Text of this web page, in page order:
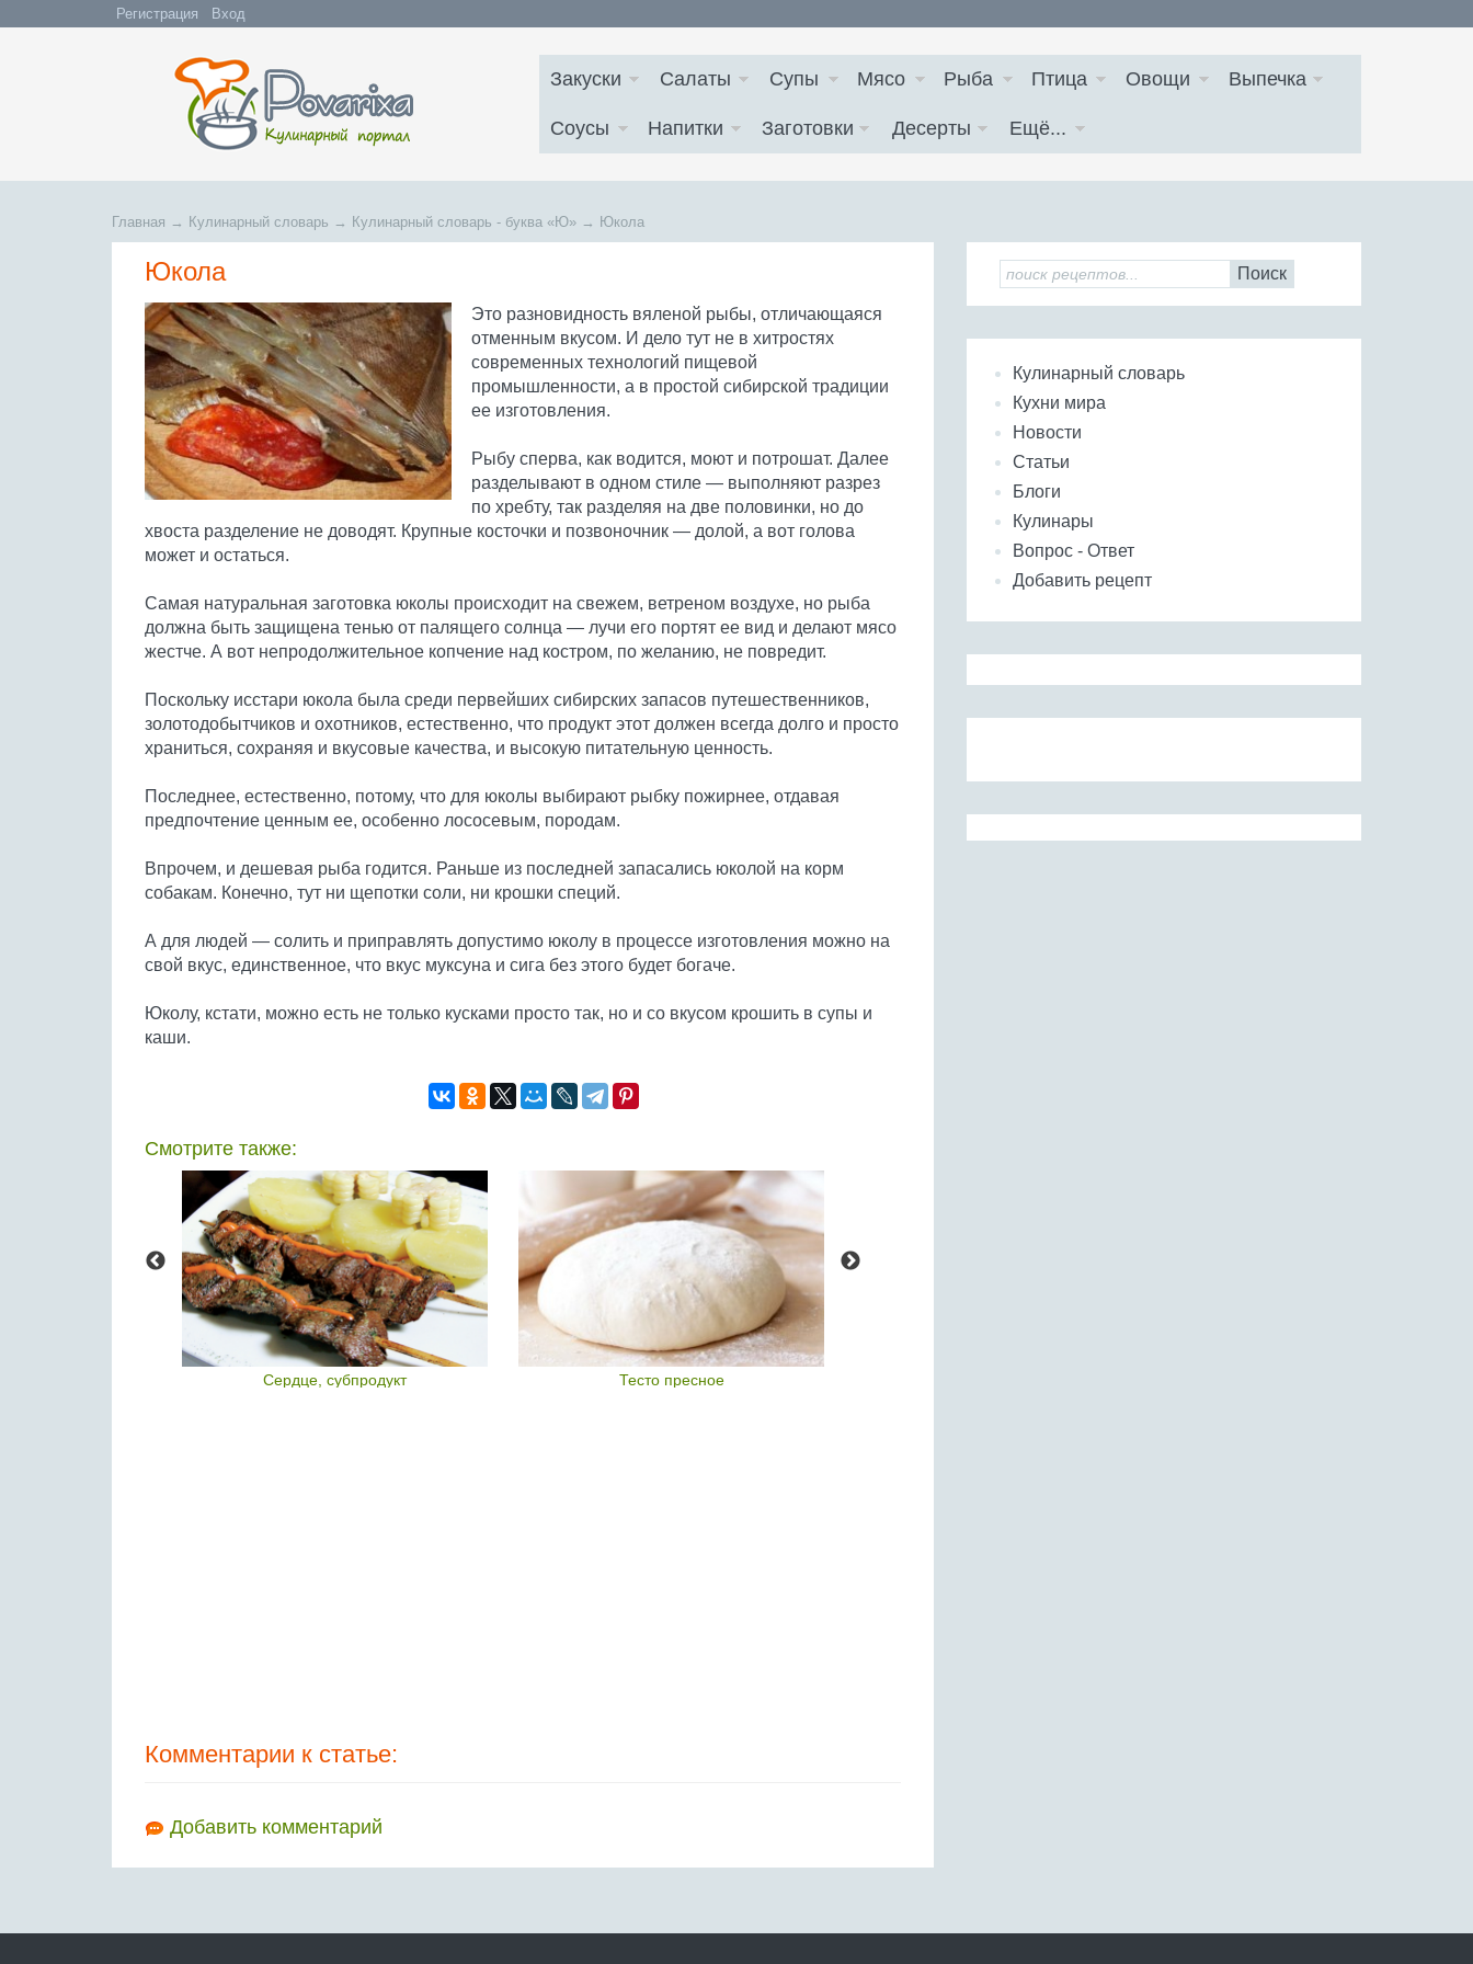
Регистрация Вход
Закуски Салаты Супы Мясо Рыба Птица Овощи Выпечка
Соусы Напитки Заготовки Десерты Ещё...
Главная → Кулинарный словарь → Кулинарный словарь - буква «Ю» → Юкола
Юкола
Это разновидность вяленой рыбы, отличающаяся
отменным вкусом. И дело тут не в хитростях
современных технологий пищевой
промышленности, а в простой сибирской традиции
ее изготовления.
Рыбу сперва, как водится, моют и потрошат. Далее
разделывают в одном стиле — выполняют разрез
по хребту, так разделяя на две половинки, но до
хвоста разделение не доводят. Крупные косточки и позвоночник — долой, а вот голова
может и остаться.
Самая натуральная заготовка юколы происходит на свежем, ветреном воздухе, но рыба
должна быть защищена тенью от палящего солнца — лучи его портят ее вид и делают мясо
жестче. А вот непродолжительное копчение над костром, по желанию, не повредит.
Поскольку исстари юкола была среди первейших сибирских запасов путешественников,
золотодобытчиков и охотников, естественно, что продукт этот должен всегда долго и просто
храниться, сохраняя и вкусовые качества, и высокую питательную ценность.
Последнее, естественно, потому, что для юколы выбирают рыбку пожирнее, отдавая
предпочтение ценным ее, особенно лососевым, породам.
Впрочем, и дешевая рыба годится. Раньше из последней запасались юколой на корм
собакам. Конечно, тут ни щепотки соли, ни крошки специй.
А для людей — солить и приправлять допустимо юколу в процессе изготовления можно на
свой вкус, единственное, что вкус муксуна и сига без этого будет богаче.
Юколу, кстати, можно есть не только кусками просто так, но и со вкусом крошить в супы и
каши.
Смотрите также:
Сердце, субпродукт Тесто пресное
Комментарии к статье:
Добавить комментарий
Поиск
Кулинарный словарь
Кухни мира
Новости
Статьи
Блоги
Кулинары
Вопрос - Ответ
Добавить рецепт